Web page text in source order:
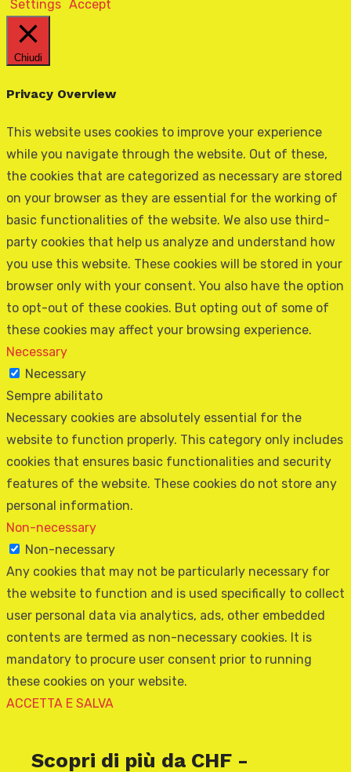
Settings Accept
Chiudi
Privacy Overview
This website uses cookies to improve your experience
while you navigate through the website. Out of these,
the cookies that are categorized as necessary are stored
on your browser as they are essential for the working of
basic functionalities of the website. We also use third-
party cookies that help us analyze and understand how
you use this website. These cookies will be stored in your
browser only with your consent. You also have the option
to opt-out of these cookies. But opting out of some of
these cookies may affect your browsing experience.
Necessary
Necessary
Sempre abilitato
Necessary cookies are absolutely essential for the
website to function properly. This category only includes
cookies that ensures basic functionalities and security
features of the website. These cookies do not store any
personal information.
Non-necessary
Non-necessary
Any cookies that may not be particularly necessary for
the website to function and is used specifically to collect
user personal data via analytics, ads, other embedded
contents are termed as non-necessary cookies. It is
mandatory to procure user consent prior to running
these cookies on your website.
ACCETTA E SALVA
Scopri di più da CHF -